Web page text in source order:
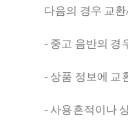
다음의 경우 교
- 중고 음반의 경
- 상품 정보에 교
- 사용흔적이나